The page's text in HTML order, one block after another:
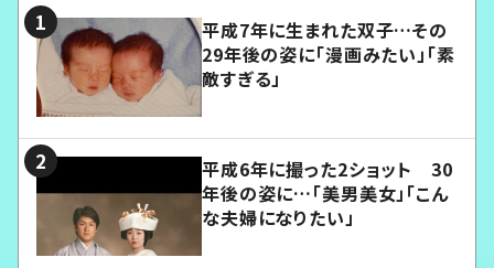
平成7年に生まれた双子…その
29年後の姿に「漫画みたい」「素
敵すぎる」
平成6年に撮った2ショット 30
年後の姿に…「美男美女」「こん
な夫婦になりたい」